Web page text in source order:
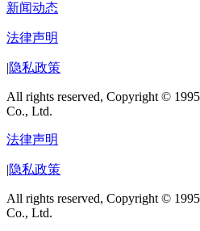
新闻动态
法律声明
|隐私政策
All rights reserved, Copyright ©
Co., Ltd.
法律声明
|隐私政策
All rights reserved, Copyright ©
Co., Ltd.